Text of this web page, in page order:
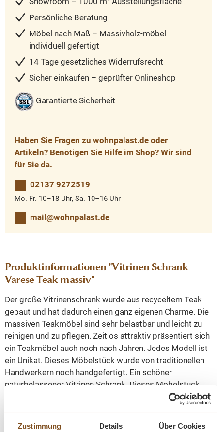
Zustimmung Details Über Cookies
Persönliche Beratung
Möbel nach Maß – Massivholz-möbel
individuell gefertigt
14 Tage gesetzliches Widerrufsrecht
Sicher einkaufen – geprüfter Onlineshop
Garantierte Sicherheit
Haben Sie Fragen zu wohnpalast.de oder
Artikeln? Benötigen Sie Hilfe im Shop? Wir sind
für Sie da.
02137 9272519
Mo.-Fr. 10–18 Uhr, Sa. 10–16 Uhr
mail@wohnpalast.de
Produktinformationen "Vitrinen Schrank
Varese Teak massiv"
Der große Vitrinenschrank wurde aus recyceltem Teak
gebaut und hat dadurch einen ganz eigenen Charme. Die
massiven Teakmöbel sind sehr belastbar und leicht zu
reinigen und zu pflegen. Zeitlos attraktiv präsentiert sich
ein Teakmöbel auch noch nach Jahren. Jedes Modell ist
ein Unikat. Dieses Möbelstück wurde von traditionellen
Handwerkern noch handgefertigt. Ein schöner
naturbelassener Vitrinen Schrank. Dieses Möbelstück
wird nicht nur Ihr Eigenheim in neuem Glanz erstrahlen
den Anblick auf Dauer erfreuen.